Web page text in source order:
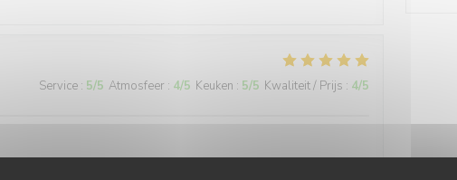
Service : 5/5 Atmosfeer : 4/5 Keuken : 5/5 Kwaliteit / Prijs : 4/5